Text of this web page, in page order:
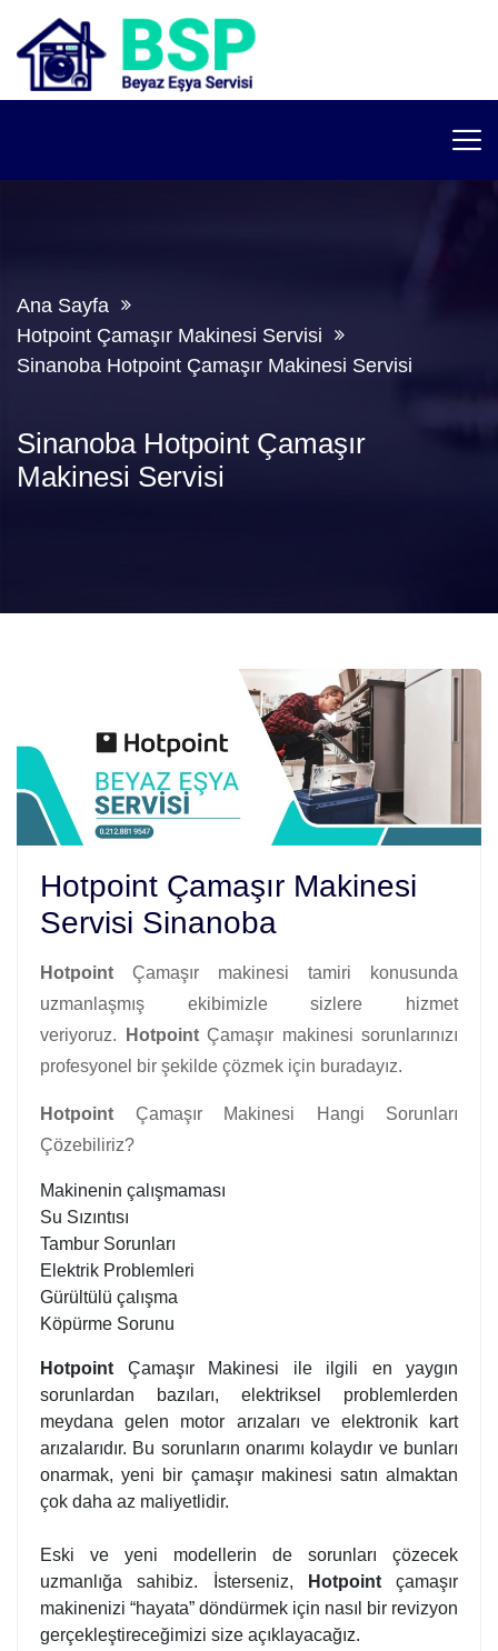
Ana Sayfa
Hotpoint Çamaşır Makinesi Servisi
Sinanoba Hotpoint Çamaşır Makinesi Servisi
Sinanoba Hotpoint Çamaşır
Makinesi Servisi
Hotpoint Çamaşır Makinesi
Servisi Sinanoba
Hotpoint Çamaşır makinesi tamiri konusunda
uzmanlaşmış ekibimizle sizlere hizmet
veriyoruz.
Hotpoint Çamaşır makinesi sorunlarınızı
profesyonel bir şekilde çözmek için buradayız.
Hotpoint Çamaşır Makinesi Hangi Sorunları
Çözebiliriz?
Makinenin çalışmaması
Su Sızıntısı
Tambur Sorunları
Elektrik Problemleri
Gürültülü çalışma
Köpürme Sorunu
Hotpoint Çamaşır Makinesi ile ilgili en yaygın
sorunlardan bazıları, elektriksel problemlerden
meydana gelen motor arızaları ve elektronik kart
arızalarıdır. Bu sorunların onarımı kolaydır ve bunları
onarmak, yeni bir çamaşır makinesi satın almaktan
çok daha az maliyetlidir.
Eski ve yeni modellerin de sorunları çözecek
uzmanlığa sahibiz. İsterseniz,
Hotpointçamaşır
makinenizi “hayata” döndürmek için nasıl bir revizyon
gerçekleştireceğimizi size açıklayacağız.